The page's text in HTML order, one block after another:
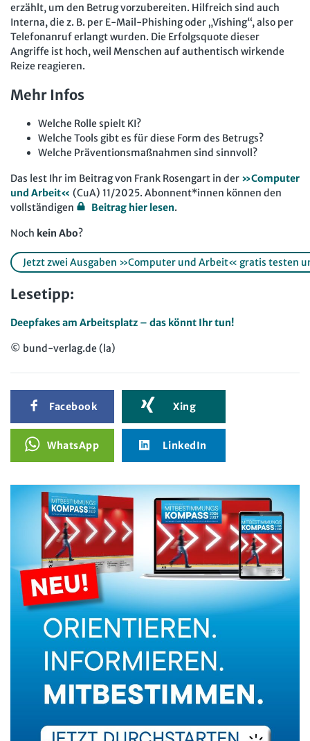
erzählt, um den Betrug vorzubereiten. Hilfreich sind auch
Interna, die z. B. per E-Mail-Phishing oder „Vishing“, also per
Telefonanruf erlangt wurden. Die Erfolgsquote dieser
Angriffe ist hoch, weil Menschen auf authentisch wirkende
Reize reagieren.
Mehr Infos
Welche Rolle spielt KI?
Welche Tools gibt es für diese Form des Betrugs?
Welche Präventionsmaßnahmen sind sinnvoll?
Das lest Ihr im Beitrag von Frank Rosengart in der »Computer
und Arbeit« (CuA) 11/2025. Abonnent*innen können den
vollständigen
Beitrag hier lesen.
Noch kein Abo?
Jetzt zwei Ausgaben »Computer und Arbeit« gratis testen
Lesetipp:
Deepfakes am Arbeitsplatz – das könnt Ihr tun!
© bund-verlag.de (la)
Facebook Xing
WhatsApp LinkedIn